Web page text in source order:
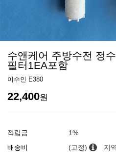
수앤케어 주방수전 정
필터1EA포함
이수인 E380
22,400원
적립금
1%
배송비
(고정) 지